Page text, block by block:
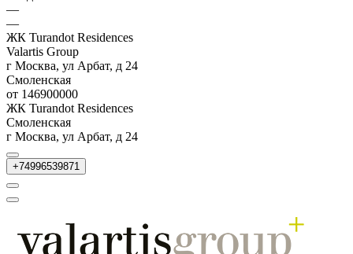
—
—
ЖК Turandot Residences
Valartis Group
г Москва, ул Арбат, д 24
Смоленская
от 146900000
ЖК Turandot Residences
Смоленская
г Москва, ул Арбат, д 24
+74996539871